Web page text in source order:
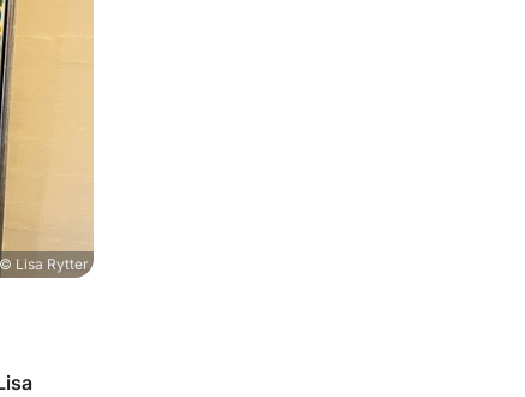
© Lisa Rytter